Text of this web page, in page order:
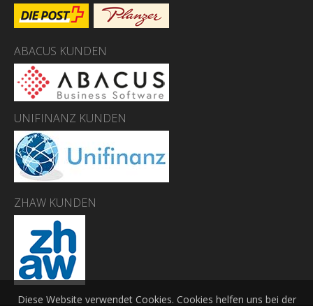
Diese Website verwendet Cookies. Cookies helfen uns bei der
ABACUS KUNDEN
UNIFINANZ KUNDEN
ZHAW KUNDEN